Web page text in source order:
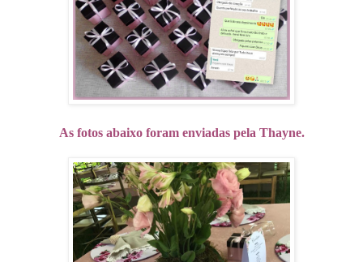
As fotos abaixo foram enviadas pela Thayne.